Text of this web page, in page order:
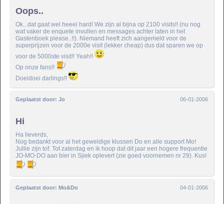
Oops..
Ok...dat gaat wel heeel hard! We zijn al bijna op 2100 visits!! (nu nog
wat vaker de enquete invullen en messages achter laten in het
Gastenboek please..!!). Niemand heeft zich aangemeld voor de
superprijzen voor de 2000e visit (lekker cheap) dus dat sparen we op
voor de 5000ste visit!! Yeah!!
Op onze fans!!
Doeidoei darlings!!
06-01-2006
Geplaatst door: Jo
Hi
Ha lieverds,
Nog bedankt voor al het geweldige klussen Do en alle support Mo!
Jullie zijn tof. Tot zaterdag en ik hoop dat dit jaar een hogere frequentie
JO-MO-DO aan bier in Sjiek oplevert (zie goed voornemen nr 29). Kus!
04-01-2006
Geplaatst door: Mo&Do